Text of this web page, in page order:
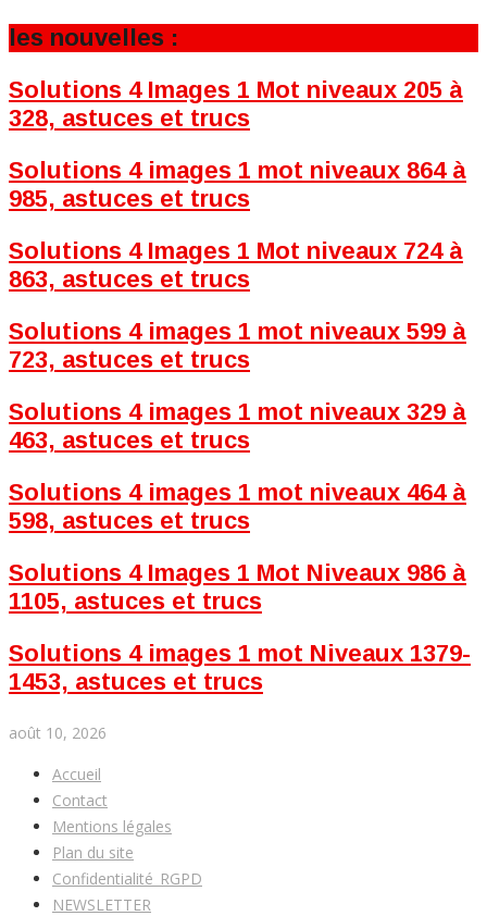
les nouvelles :
Solutions 4 Images 1 Mot niveaux 205 à
328, astuces et trucs
Solutions 4 images 1 mot niveaux 864 à
985, astuces et trucs
Solutions 4 Images 1 Mot niveaux 724 à
863, astuces et trucs
Solutions 4 images 1 mot niveaux 599 à
723, astuces et trucs
Solutions 4 images 1 mot niveaux 329 à
463, astuces et trucs
Solutions 4 images 1 mot niveaux 464 à
598, astuces et trucs
Solutions 4 Images 1 Mot Niveaux 986 à
1105, astuces et trucs
Solutions 4 images 1 mot Niveaux 1379-
1453, astuces et trucs
août 10, 2026
Accueil
Contact
Mentions légales
Plan du site
Confidentialité_RGPD
NEWSLETTER